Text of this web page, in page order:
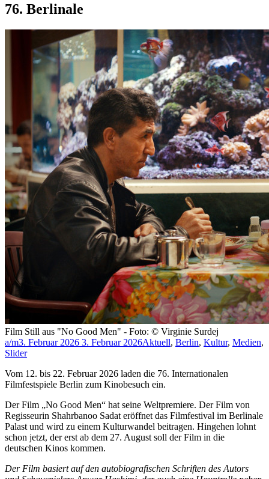
76. Berlinale
Film Still aus "No Good Men" - Foto: © Virginie Surdej
a/m3. Februar 2026 3. Februar 2026Aktuell, Berlin, Kultur, Medien,
Slider
Vom 12. bis 22. Februar 2026 laden die 76. Internationalen
Filmfestspiele Berlin zum Kinobesuch ein.
Der Film „No Good Men“ hat seine Weltpremiere. Der Film von
Regisseurin Shahrbanoo Sadat eröffnet das Filmfestival im Berlinale
Palast und wird zu einem Kulturwandel beitragen. Hingehen lohnt
schon jetzt, der erst ab dem 27. August soll der Film in die
deutschen Kinos kommen.
Der Film basiert auf den autobiografischen Schriften des Autors